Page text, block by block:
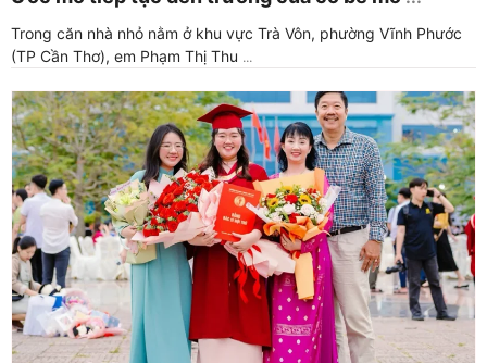
Trong căn nhà nhỏ nằm ở khu vực Trà Vôn, phường Vĩnh Phước
(TP Cần Thơ), em Phạm Thị Thu ...